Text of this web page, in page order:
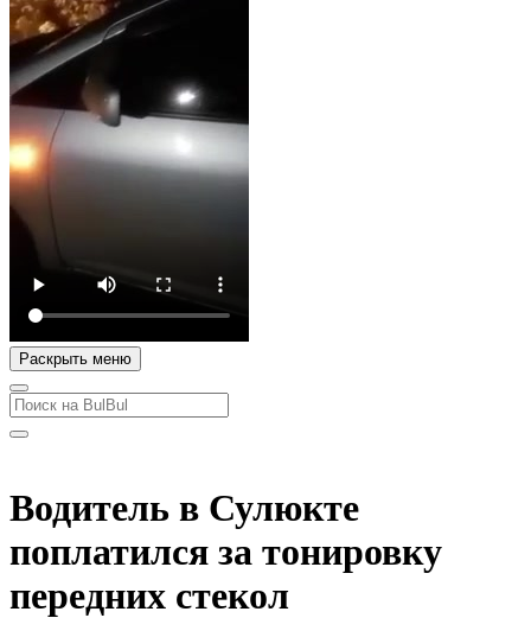
Раскрыть меню
Водитель в Сулюкте
поплатился за тонировку
передних стекол